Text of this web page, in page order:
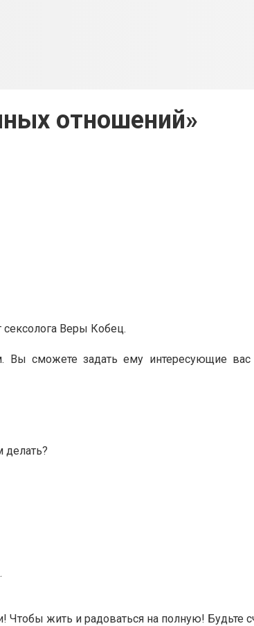
отношений»
Веры Кобец.
Вы сможете задать ему интересующие
делать?
Чтобы жить и радоваться на полную! Будьте